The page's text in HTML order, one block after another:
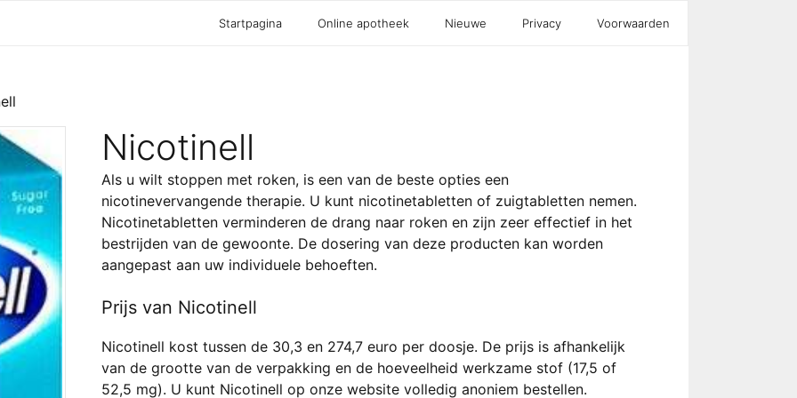
Startpagina Online apotheek Nieuwe Privacy Voorwaarden
Nicotinell
Als u wilt stoppen met roken, is een van de beste opties een
nicotinevervangende therapie. U kunt nicotinetabletten of zuigtabletten nemen.
Nicotinetabletten verminderen de drang naar roken en zijn zeer effectief in het
bestrijden van de gewoonte. De dosering van deze producten kan worden
aangepast aan uw individuele behoeften.
Prijs van Nicotinell
Nicotinell kost tussen de 30,3 en 274,7 euro per doosje. De prijs is afhankelijk
van de grootte van de verpakking en de hoeveelheid werkzame stof (17,5 of
52,5 mg). U kunt Nicotinell op onze website volledig anoniem bestellen.